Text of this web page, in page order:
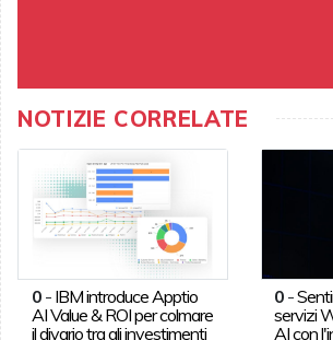
NOTIZIE CORRELATE
0- IBM introduce Apptio
AI Value & ROI per colmare
il divario tra gli investimenti
0 -
servizi
AI con